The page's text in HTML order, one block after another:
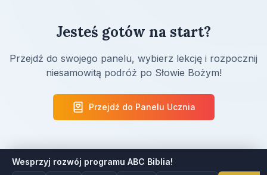
Jesteś gotów na start?
Przejdź do swojego panelu, wybierz lekcję i rozpocznij
niesamowitą podróż po Słowie Bożym!
Przejdź do Panelu Ucznia
Wesprzyj rozwój programu ABC Biblia!